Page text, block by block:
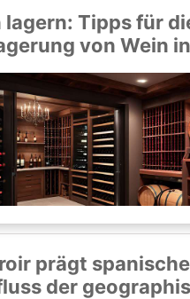
lagern: Tipps für
von Wein
prägt
der